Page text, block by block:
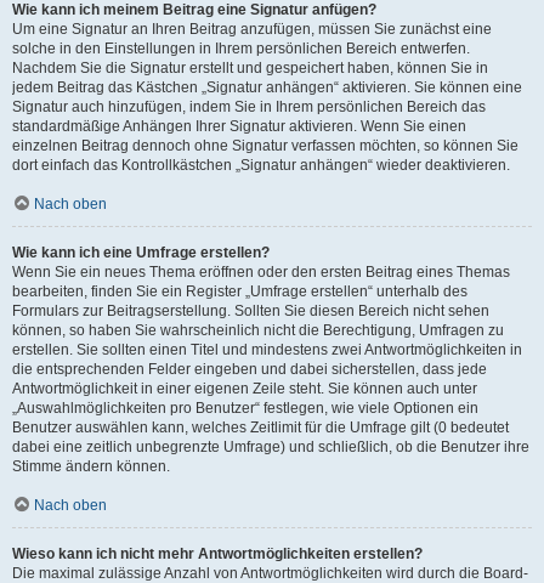
Wie kann ich meinem Beitrag eine Signatur anfügen?
Um eine Signatur an Ihren Beitrag anzufügen, müssen Sie zunächst eine
solche in den Einstellungen in Ihrem persönlichen Bereich entwerfen.
Nachdem Sie die Signatur erstellt und gespeichert haben, können Sie in
jedem Beitrag das Kästchen „Signatur anhängen“ aktivieren. Sie können eine
Signatur auch hinzufügen, indem Sie in Ihrem persönlichen Bereich das
standardmäßige Anhängen Ihrer Signatur aktivieren. Wenn Sie einen
einzelnen Beitrag dennoch ohne Signatur verfassen möchten, so können Sie
dort einfach das Kontrollkästchen „Signatur anhängen“ wieder deaktivieren.
Nach oben
Wie kann ich eine Umfrage erstellen?
Wenn Sie ein neues Thema eröffnen oder den ersten Beitrag eines Themas
bearbeiten, finden Sie ein Register „Umfrage erstellen“ unterhalb des
Formulars zur Beitragserstellung. Sollten Sie diesen Bereich nicht sehen
können, so haben Sie wahrscheinlich nicht die Berechtigung, Umfragen zu
erstellen. Sie sollten einen Titel und mindestens zwei Antwortmöglichkeiten in
die entsprechenden Felder eingeben und dabei sicherstellen, dass jede
Antwortmöglichkeit in einer eigenen Zeile steht. Sie können auch unter
„Auswahlmöglichkeiten pro Benutzer“ festlegen, wie viele Optionen ein
Benutzer auswählen kann, welches Zeitlimit für die Umfrage gilt (0 bedeutet
dabei eine zeitlich unbegrenzte Umfrage) und schließlich, ob die Benutzer ihre
Stimme ändern können.
Nach oben
Wieso kann ich nicht mehr Antwortmöglichkeiten erstellen?
Die maximal zulässige Anzahl von Antwortmöglichkeiten wird durch die Board-